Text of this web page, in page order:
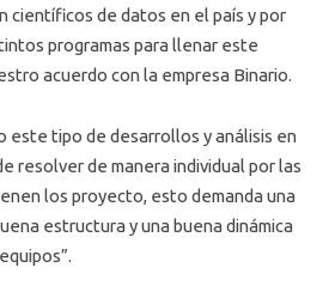
científicos de datos en el país y por
programas para llenar este
acuerdo con la empresa Binario.
este tipo de desarrollos y análisis en
resolver de manera individual por las
los proyecto, esto demanda una
estructura y una buena dinámica